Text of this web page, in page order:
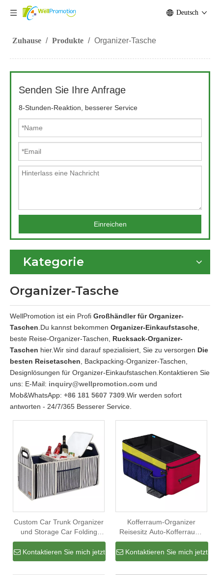
Deutsch
Zuhause / Produkte / Organizer-Tasche
Senden Sie Ihre Anfrage
8-Stunden-Reaktion, besserer Service
Einreichen
Kategorie
Organizer-Tasche
WellPromotion ist ein Profi Großhändler für Organizer-
Taschen .Du kannst bekommen Organizer-Einkaufstasche
beste Reise-Organizer-Taschen, Rucksack-Organizer-
Taschen hier.Wir sind darauf spezialisiert, Sie zu versorgen Die
besten Reisetaschen , Backpacking-Organizer-Taschen,
Designlösungen für Organizer-Einkaufstaschen.Kontaktieren Sie
uns: E-Mail: inquiry@wellpromotion.com und
Mob&WhatsApp: +86 181 5607 7309 .Wir werden sofort
antworten - 24/7/365 Besserer Service.
Custom Car Trunk Organizer
und Storage Car Folding
Storage Organizer mit Cooler
Suv Trunk Target Tool Box
Bag
Kontaktieren Sie mich jetzt
Kofferraum-Organizer
Reisesitz Auto-Kofferraum-
Organizer für SUV-LKW-
Warentaschen Fracht-
Aufbewahrungsbox Auto-
Kontaktieren Sie mich jetzt